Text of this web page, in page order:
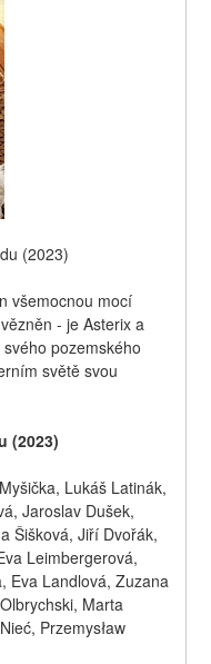
(2023)
všemocnou mocí
- je Asterix a
pozemského
světě svou
(2023)
Lukáš Latinák,
Jaroslav Dušek,
Šišková, Jiří Dvořák,
Leimbergerová,
Eva Landlová, Zuzana
Marta
Przemysław